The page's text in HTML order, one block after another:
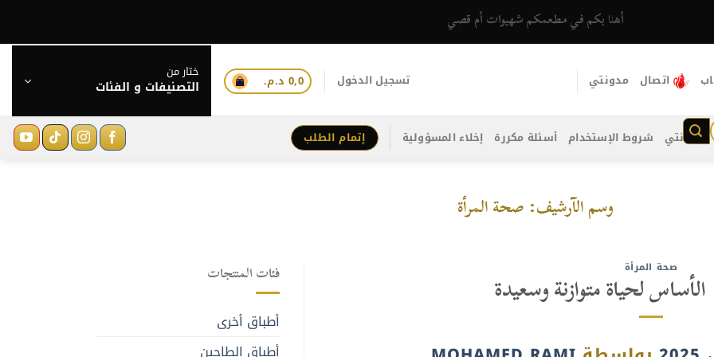
أهلا بكم في مطعمكم شهيوات أم قصي
اتصال مدونتي تسجيل الدخول 0,0 د.م. ختار من
التصنيفات و الفئات
مدونتي شروط الإستخدام أسئلة مكررة إخلاء المسؤولية إتمام الطلب
وسم الآرشيف: صحة المرأة
صحة المرأة
لحياة متوازنة وسعيدة فئات المنتجات
أطباق أخرى
أطباق الطاجين